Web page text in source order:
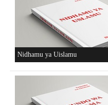
Nidhamu ya Uislamu